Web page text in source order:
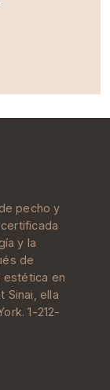
pecho y
y la
de
estética en
Sinai , ella
. 1-212-